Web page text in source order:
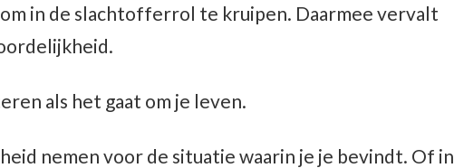
in de slachtofferrol te kruipen. Daarmee vervalt
als het gaat om je leven.
nemen voor de situatie waarin je je bevindt. Of in